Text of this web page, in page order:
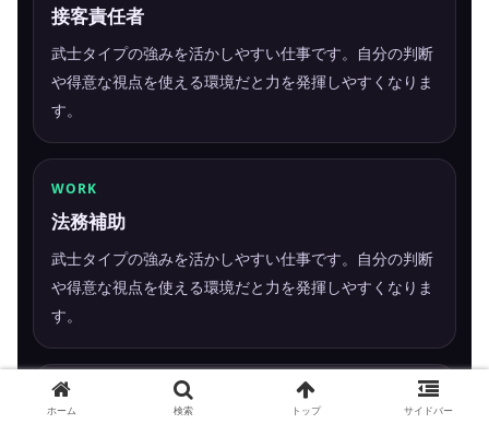
接客責任者
武士タイプの強みを活かしやすい仕事です。自分の判断
や得意な視点を使える環境だと力を発揮しやすくなりま
す。
WORK
法務補助
武士タイプの強みを活かしやすい仕事です。自分の判断
や得意な視点を使える環境だと力を発揮しやすくなりま
す。
WORK
ホーム 検索 トップ サイドバー